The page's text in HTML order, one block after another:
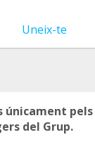
Uneix-te
únicament
del Grup.